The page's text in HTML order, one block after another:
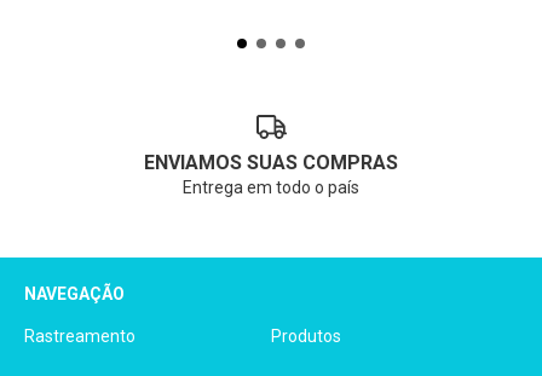
ENVIAMOS SUAS COMPRAS
Entrega em todo o país
NAVEGAÇÃO
Rastreamento Produtos